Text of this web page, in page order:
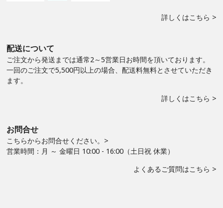
詳しくはこちら >
配送について
ご注文から発送までは通常2～5営業日お時間を頂いております。
一回のご注文で5,500円以上の場合、配送料無料とさせていただき
ます。
詳しくはこちら >
お問合せ
こちらからお問合せください。>
営業時間：月 ～ 金曜日 10:00 - 16:00（土日祝 休業）
よくあるご質問はこちら >